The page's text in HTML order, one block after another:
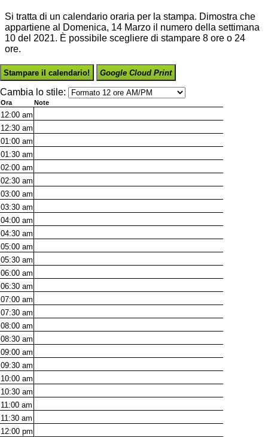
Si tratta di un calendario oraria per la stampa. Dimostra che
appartiene al Domenica, 14 Marzo il numero della settimana
10 del 2021. È possibile scegliere di stampare 8 ore o 24
ore.
Stampare il calendario! Google Cloud Print
Cambia lo stile:
Ora Note
12:00 am
12:30 am
01:00 am
01:30 am
02:00 am
02:30 am
03:00 am
03:30 am
04:00 am
04:30 am
05:00 am
05:30 am
06:00 am
06:30 am
07:00 am
07:30 am
08:00 am
08:30 am
09:00 am
09:30 am
10:00 am
10:30 am
11:00 am
11:30 am
12:00 pm